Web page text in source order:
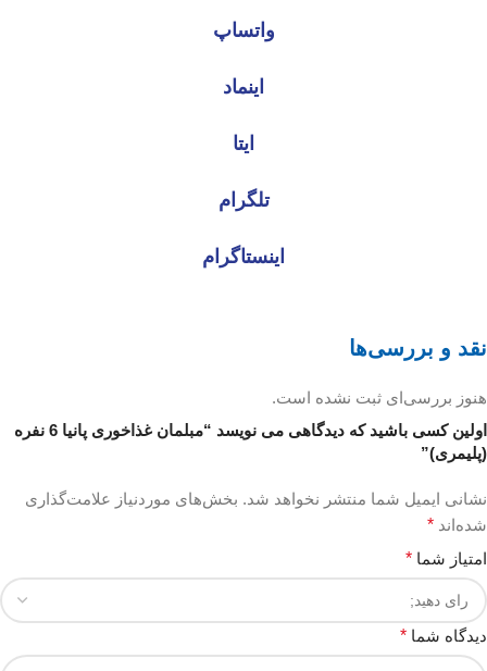
واتساپ
اینماد
ایتا
تلگرام
اینستاگرام
نقد و بررسی‌ها
هنوز بررسی‌ای ثبت نشده است.
اولین کسی باشید که دیدگاهی می نویسد “مبلمان غذاخوری پانیا 6 نفره
(پلیمری)”
نشانی ایمیل شما منتشر نخواهد شد. بخش‌های موردنیاز علامت‌گذاری
شده‌اند *
امتیاز شما *
دیدگاه شما *